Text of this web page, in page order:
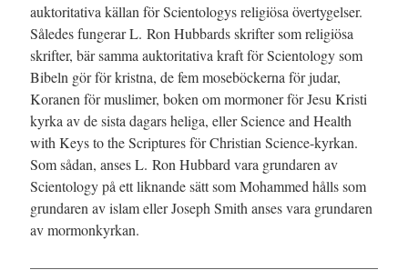
auktoritativa källan för Scientologys religiösa övertygelser.
Således fungerar L. Ron Hubbards skrifter som religiösa
skrifter, bär samma auktoritativa kraft för Scientology som
Bibeln gör för kristna, de fem moseböckerna för judar,
Koranen för muslimer, boken om mormoner för Jesu Kristi
kyrka av de sista dagars heliga, eller Science and Health
with Keys to the Scriptures för Christian Science-kyrkan.
Som sådan, anses L. Ron Hubbard vara grundaren av
Scientology på ett liknande sätt som Mohammed hålls som
grundaren av islam eller Joseph Smith anses vara grundaren
av mormonkyrkan.